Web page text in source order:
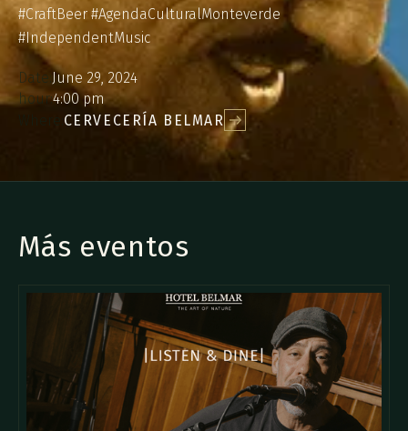
#CraftBeer #AgendaCulturalMonteverde
#IndependentMusic
Date: June 29, 2024
hour:4:00 pm
CERVECERÍA BELMAR
Más eventos